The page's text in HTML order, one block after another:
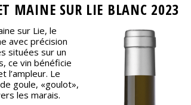
MAINE SUR LIE BLANC 2023
sur Lie, le
avec précision
situées sur un
ce vin bénéficie
l’ampleur. Le
goule, «goulot»,
les marais.